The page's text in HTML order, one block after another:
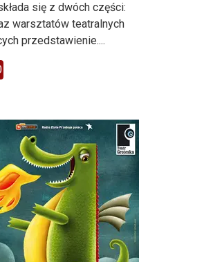
się z dwóch części:
warsztatów teatralnych
przedstawienie....